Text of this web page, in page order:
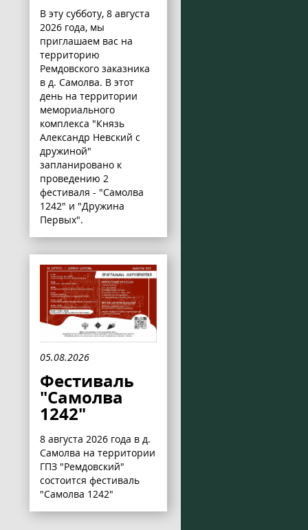
В эту субботу, 8 августа
2026 года, мы
приглашаем вас на
территорию
Ремдовского заказника
в д. Самолва. В этот
день на территории
мемориального
комплекса "Князь
Александр Невский с
дружиной"
запланировано к
проведению 2
фестиваля - "Самолва
1242" и "Дружина
Первых".
05.08.2026
Фестиваль
"Самолва
1242"
8 августа 2026 года в д.
Самолва на территории
ГПЗ "Ремдовский"
состоится фестиваль
"Самолва 1242"